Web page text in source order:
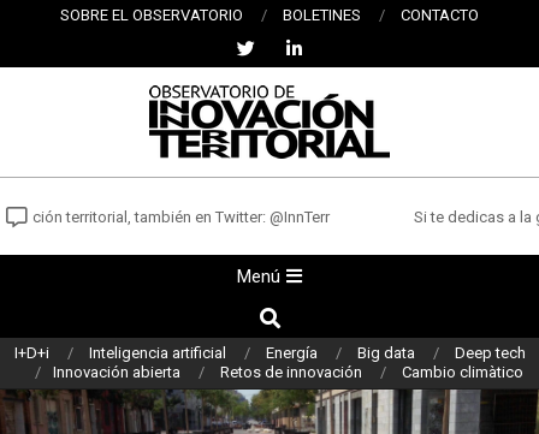
contenido
SOBRE EL OBSERVATORIO BOLETINES CONTACTO
OBSERVATORIO
DE
INNOVACIÓN
TERRITORIAL
territorial, también en Twitter: @InnTerr Si te dedicas a la
principal
Menú
Buscar
I+D+i Inteligencia artificial Energía Big data
Deep tech
Innovación abierta
Retos de innovación Cambio climàtico